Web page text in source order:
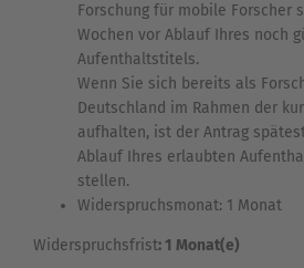
Forschung für mobile Forscher
Wochen vor Ablauf Ihres noch
Aufenthaltstitels.
Wenn Sie sich bereits als
Deutschland im Rahmen der
aufhalten, ist der Antrag
Ablauf Ihres erlaubten
stellen.
Widerspruchsmonat: 1 Monat
Widerspruchsfrist: 1 Monat(e)